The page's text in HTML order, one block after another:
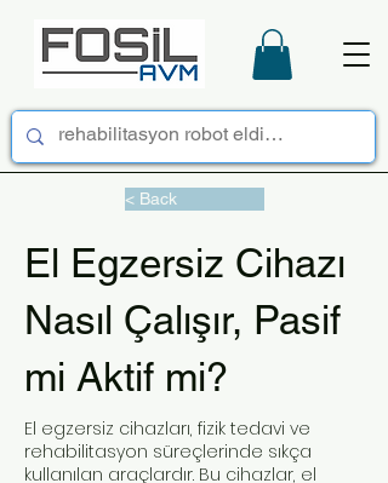
< Back
El Egzersiz Cihazı
Nasıl Çalışır, Pasif
mi Aktif mi?
El egzersiz cihazları, fizik tedavi ve
rehabilitasyon süreçlerinde sıkça
kullanılan araçlardır. Bu cihazlar, el